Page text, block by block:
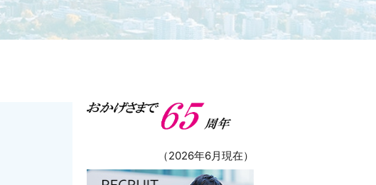
（2026年6月現在）